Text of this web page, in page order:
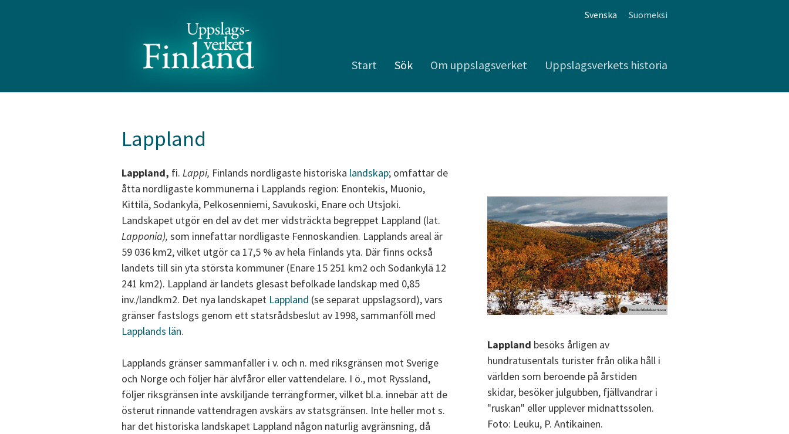
Svenska Suomeksi
Start Sök Om uppslagsverket Uppslagsverkets historia
Lappland
Lappland, fi. Lappi, Finlands nordligaste historiska landskap; omfattar de
åtta nordligaste kommunerna i Lapplands region: Enontekis, Muonio,
Kittilä, Sodankylä, Pelkosenniemi, Savukoski, Enare och Utsjoki.
Landskapet utgör en del av det mer vidsträckta begreppet Lappland (lat.
Lapponia), som innefattar nordligaste Fennoskandien. Lapplands areal är
59 036 km2, vilket utgör ca 17,5 % av hela Finlands yta. Där finns också
landets till sin yta största kommuner (Enare 15 251 km2 och Sodankylä 12
241 km2). Lappland är landets glesast befolkade landskap med 0,85
inv./landkm2. Det nya landskapet Lappland (se separat uppslagsord), vars
gränser fastslogs genom ett statsrådsbeslut av 1998, sammanföll med
Lapplands län.
Lapplands gränser sammanfaller i v. och n. med riksgränsen mot Sverige
och Norge och följer här älvfåror eller vattendelare. I ö., mot Ryssland,
följer riksgränsen inte avskiljande terrängformer, vilket bl.a. innebär att de
österut rinnande vattendragen avskärs av statsgränsen. Inte heller mot s.
har det historiska landskapet Lappland någon naturlig avgränsning, då
Lappland besöks årligen av
hundratusentals turister från olika håll i
världen som beroende på årstiden
skidar, besöker julgubben, fjällvandrar i
"ruskan" eller upplever midnattssolen.
Foto: Leuku, P. Antikainen.